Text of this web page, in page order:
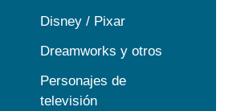
Disney / Pixar
Dreamworks y otros
Personajes de
televisión